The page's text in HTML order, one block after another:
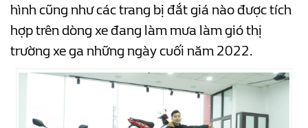
hình cũng như các trang bị đắt giá nào được tích
hợp trên dòng xe đang làm mưa làm gió thị
trường xe ga những ngày cuối năm 2022.